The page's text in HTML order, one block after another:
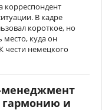
корреспондент
В кадре
короткое, но
место, куда он
чести немецкого
менеджмент
и